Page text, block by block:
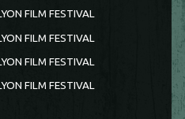
FILM FESTIVAL
FILM FESTIVAL
FILM FESTIVAL
FILM FESTIVAL